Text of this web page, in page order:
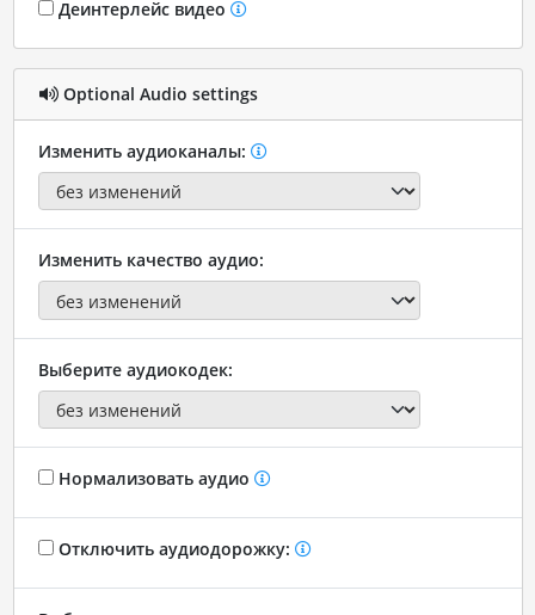
Деинтерлейс видео
Optional Audio settings
Изменить аудиоканалы:
Изменить качество аудио:
Выберите аудиокодек:
Нормализовать аудио
Отключить аудиодорожку: